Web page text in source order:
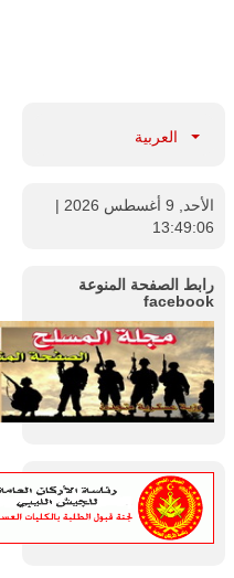
العربية
الأحد, 9 أغسطس 2026
|
13:49:07
رابط الصفحة المنوعة
facebook